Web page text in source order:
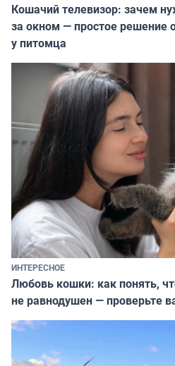
Кошачий телевизор: зачем
за окном — простое решение
у питомца
ИНТЕРЕСНОЕ
Любовь кошки: как понять,
не равнодушен — проверьте